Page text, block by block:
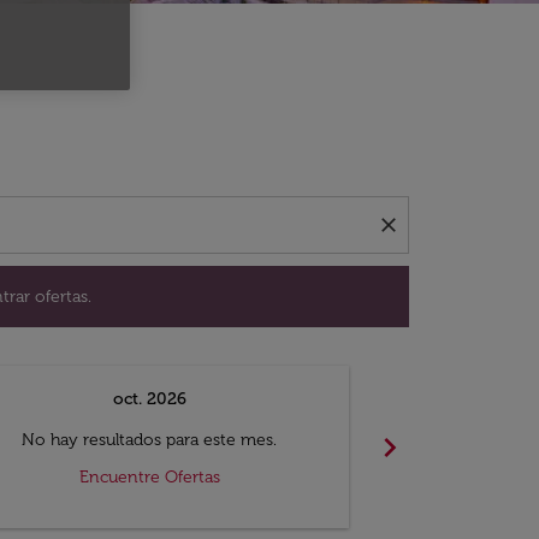
close
ofertas.
para encontrar ofertas.
oct. 2026
No hay resultados para este mes.
Encuentre Ofertas
chevron_right